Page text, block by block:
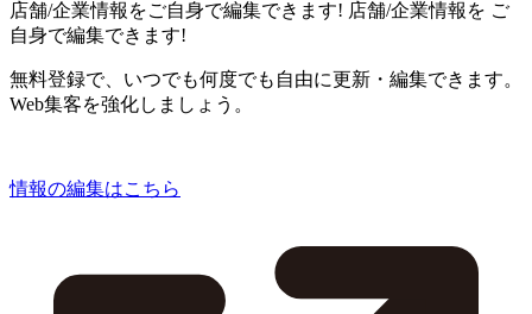
店舗/企業情報をご自身で編集できます! 店舗/企業情報を ご
自身で編集できます!
無料登録で、いつでも何度でも自由に更新・編集できます。
Web集客を強化しましょう。
情報の編集はこちら